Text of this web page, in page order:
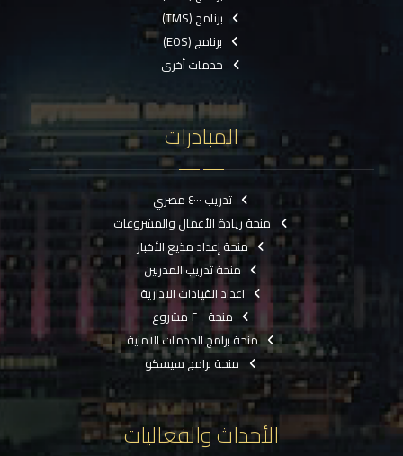
برنامج (TMS)
برنامج (EOS)
خدمات أخرى
المبادرات
تدريب ٤٠٠٠ مصري
منحة ريادة الأعمال والمشروعات
منحة إعداد مذيع الأخبار
منحة تدريب المدربين
اعداد القيادات الادارية
منحة ٢٠٠٠ مشروع
منحة برامج الخدمات الامنية
منحة برامج سيسكو
الأحداث والفعاليات